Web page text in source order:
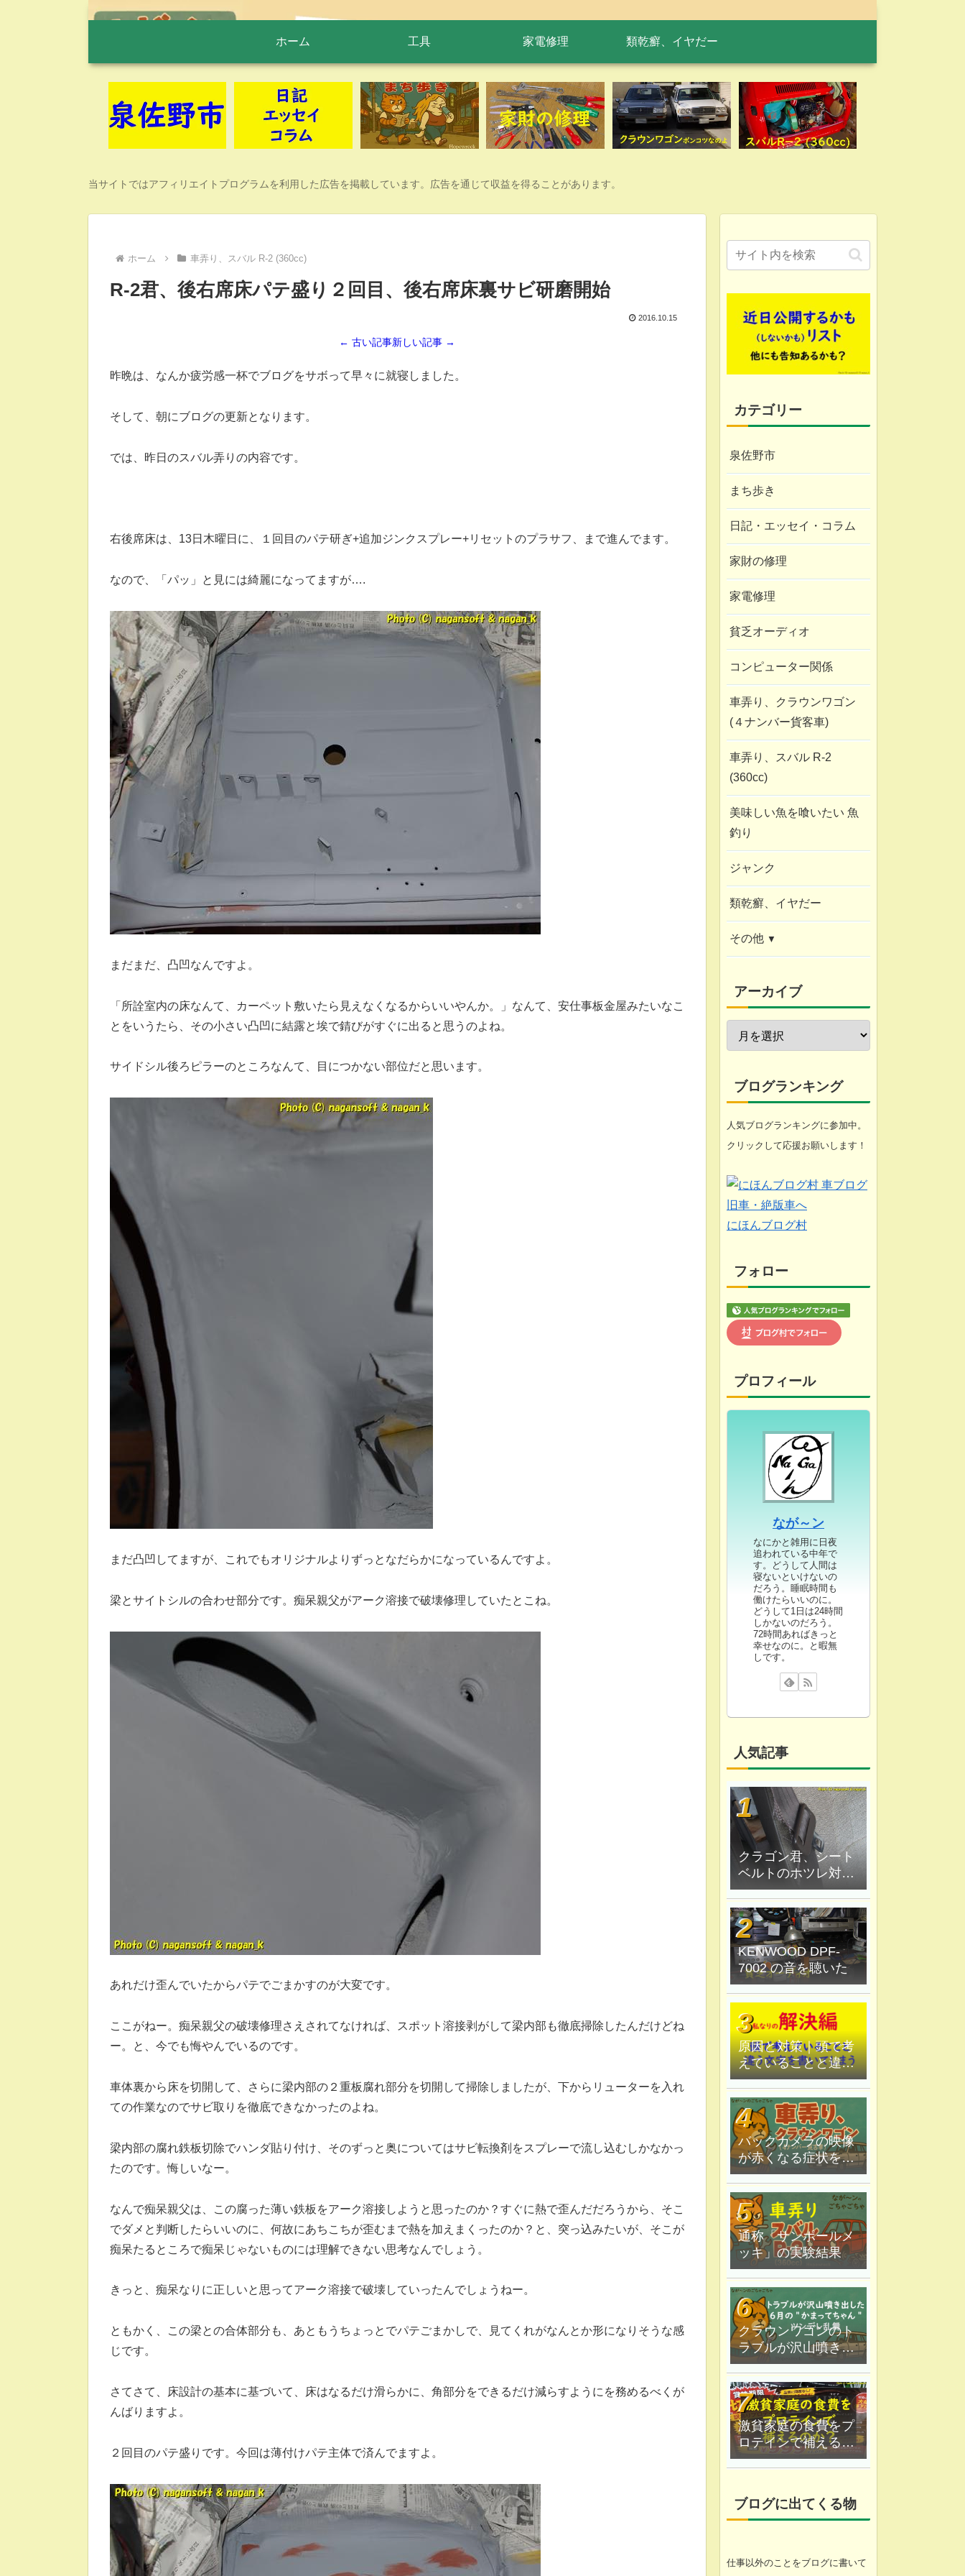
ホーム 工具 家電修理 類乾癬、イヤだー
当サイトではアフィリエイトプログラムを利用した広告を掲載しています。広告を通じて収益を得ることがあります。
ホーム 車弄り、スバル R-2 (360cc)
R-2君、後右席床パテ盛り２回目、後右席床裏サビ研磨開始
2016.10.15
← 古い記事新しい記事 →
昨晩は、なんか疲労感一杯でブログをサボって早々に就寝しました。
そして、朝にブログの更新となります。
では、昨日のスバル弄りの内容です。
右後席床は、13日木曜日に、１回目のパテ研ぎ+追加ジンクスプレー+リセットのプラサフ、まで進んでます。
なので、「パッ」と見には綺麗になってますが….
まだまだ、凸凹なんですよ。
「所詮室内の床なんて、カーペット敷いたら見えなくなるからいいやんか。」なんて、安仕事板金屋みたいなこ
とをいうたら、その小さい凸凹に結露と埃で錆びがすぐに出ると思うのよね。
サイドシル後ろピラーのところなんて、目につかない部位だと思います。
まだ凸凹してますが、これでもオリジナルよりずっとなだらかになっているんですよ。
梁とサイトシルの合わせ部分です。痴呆親父がアーク溶接で破壊修理していたとこね。
あれだけ歪んでいたからパテでごまかすのが大変です。
ここがねー。痴呆親父の破壊修理さえされてなければ、スポット溶接剥がして梁内部も徹底掃除したんだけどね
ー。と、今でも悔やんでいるのです。
車体裏から床を切開して、さらに梁内部の２重板腐れ部分を切開して掃除しましたが、下からリューターを入れ
ての作業なのでサビ取りを徹底できなかったのよね。
梁内部の腐れ鉄板切除でハンダ貼り付け、そのずっと奥についてはサビ転換剤をスプレーで流し込むしかなかっ
たのです。悔しいなー。
なんで痴呆親父は、この腐った薄い鉄板をアーク溶接しようと思ったのか？すぐに熱で歪んだだろうから、そこ
でダメと判断したらいいのに、何故にあちこちが歪むまで熱を加えまくったのか？と、突っ込みたいが、そこが
痴呆たるところで痴呆じゃないものには理解できない思考なんでしょう。
きっと、痴呆なりに正しいと思ってアーク溶接で破壊していったんでしょうねー。
ともかく、この梁との合体部分も、あともうちょっとでパテごまかしで、見てくれがなんとか形になりそうな感
じです。
さてさて、床設計の基本に基づいて、床はなるだけ滑らかに、角部分をできるだけ減らすようにを務めるべくが
んばりますよ。
２回目のパテ盛りです。今回は薄付けパテ主体で済んでますよ。
カテゴリー
泉佐野市
まち歩き
日記・エッセイ・コラム
家財の修理
家電修理
貧乏オーディオ
コンピューター関係
車弄り、クラウンワゴン
(４ナンバー貨客車)
車弄り、スバル R-2
(360cc)
美味しい魚を喰いたい 魚
釣り
ジャンク
類乾癬、イヤだー
その他
近況報告
自転車修理
家庭菜園
ブログ
悩み
化石 (gooのスマホ)
アーカイブ
ブログランキング
人気ブログランキングに参加中。
クリックして応援お願いします！
にほんブログ村
フォロー
プロフィール
なが～ン
なにかと雑用に日夜
追われている中年で
す。どうして人間は
寝ないといけないの
だろう。睡眠時間も
働けたらいいのに。
どうして1日は24時間
しかないのだろう。
72時間あればきっと
幸せなのに。と暇無
しです。
人気記事
クラゴン君、シート
ベルトのホツレ対策
修理、ハンダ鏝で炙
ってみる
KENWOOD DPF-
7002 の音を聴いた
原因と対策｜頭で考
えていることと違う
文字を書いてしま
う。
バックカメラの映像
が赤くなる症状を原
因追究＆解決
通称「サンポールメ
ッキ」の実験結果
クラウンワゴンのト
ラブルが沢山噴き出
した｜６月の"かまっ
てちゃん"ツンデレ乱
舞
激貧家庭の食費をプ
ロテインで補えるの
か？なが〜ン家は実
ブログに出てくる物
仕事以外のことをブログに書いて